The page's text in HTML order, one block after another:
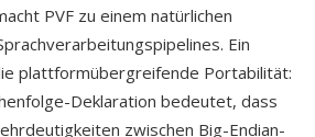
PVF zu einem natürlichen
Ein
plattformübergreifende Portabilität:
Deklaration bedeutet, dass
zwischen Big-Endian-